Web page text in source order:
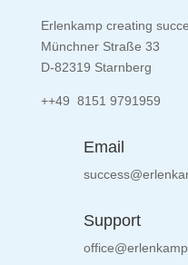
Erlenkamp creating
Münchner Straße 33
D-82319 Starnberg
++49 8151 9791959
Email
Support